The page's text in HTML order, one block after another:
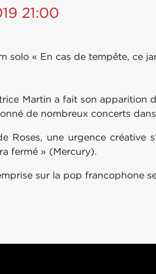
21:00
solo « En cas de tempête, ce
Martin a fait son apparition
de nombreux concerts
Roses, une urgence
fermé » (Mercury).
sur la pop francophone